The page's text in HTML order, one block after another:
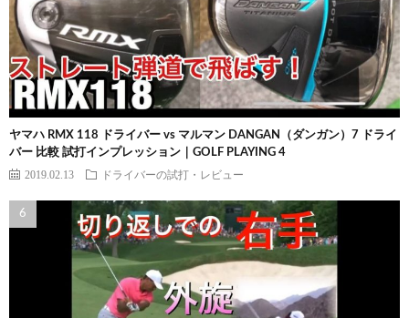
ヤマハ RMX 118 ドライバー vs マルマン DANGAN（ダンガン）7 ドライ
バー 比較 試打インプレッション｜GOLF PLAYING 4
2019.02.13 ドライバーの試打・レビュー